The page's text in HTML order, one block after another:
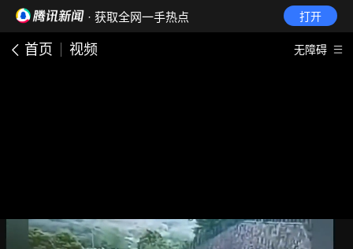
· 获取全网一手热点 打开
首页 视频 无障碍